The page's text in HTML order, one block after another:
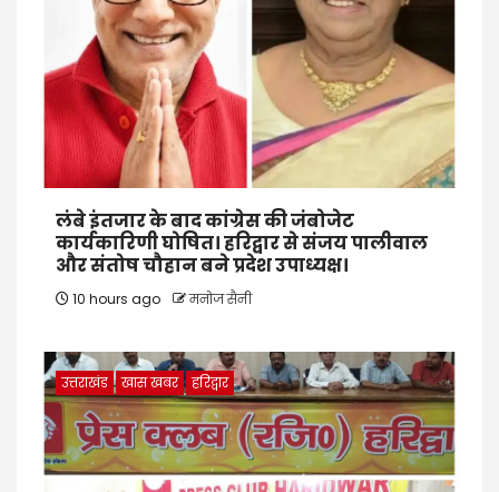
लंबे इंतजार के बाद कांग्रेस की जंबोजेट
कार्यकारिणी घोषित। हरिद्वार से संजय पालीवाल
और संतोष चौहान बने प्रदेश उपाध्यक्ष।
10 hours ago मनोज सैनी
उत्तराखंड खास खबर हरिद्वार